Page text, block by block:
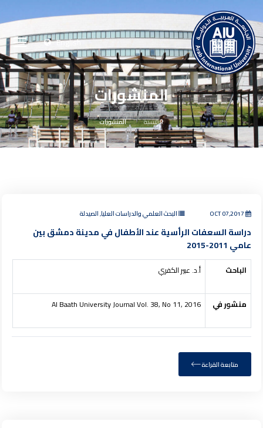
English
المنشورات
الرئيسية المنشورات
البحث العلمي والدراسات العليا, الصيدلة
دراسة السعفات الرأسية عند الأطفال في مدينة دمشق بين
عامي 2011-2015
الباحث أ.د. عبير الكفري
منشور في Al Baath University Journal Vol. 38, No 11, 2016
متابعة القراءة